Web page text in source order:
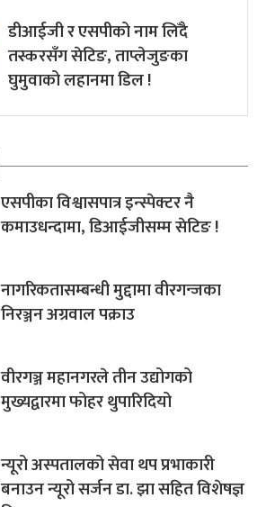
डीआईजी र एसपीको नाम लिँदै
तस्करसँग सेटिङ, ताप्लेजुङका
घुमुवाको लहानमा डिल !
एसपीका विश्वासपात्र इन्स्पेक्टर नै
कमाउधन्दामा, डिआईजीसम्म सेटिङ !
नागरिकतासम्बन्धी मुद्दामा वीरगन्जका
निरञ्जन अग्रवाल पक्राउ
वीरगञ्ज महानगरले तीन उद्योगको
मुख्यद्वारमा फोहर थुपारिदियो
न्यूरो अस्पतालको सेवा थप प्रभाकारी
बनाउन न्यूरो सर्जन डा. झा सहित विशेषज्ञ